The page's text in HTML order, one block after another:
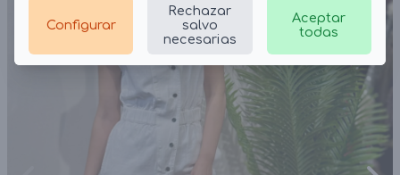
Configurar
Rechazar
salvo
necesarias
Aceptar
todas